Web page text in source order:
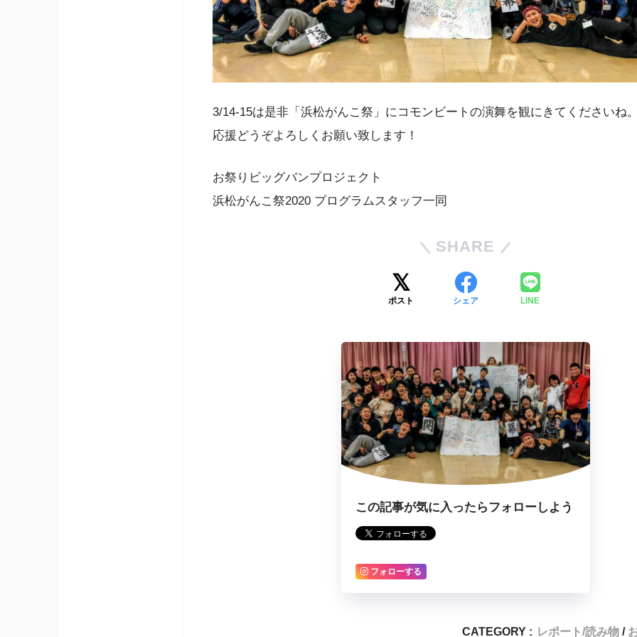
3/14-15は是非「浜松がんこ祭」にコモンビートの演舞を観にきてくださいね
応援どうぞよろしくお願い致します！
お祭りビッグバンプロジェクト
浜松がんこ祭2020 プログラムスタッフ一同
SHARE
ポスト シェア LINE
この記事が気に入ったらフォローしよう
フォローする
CATEGORY : レポート/読み物